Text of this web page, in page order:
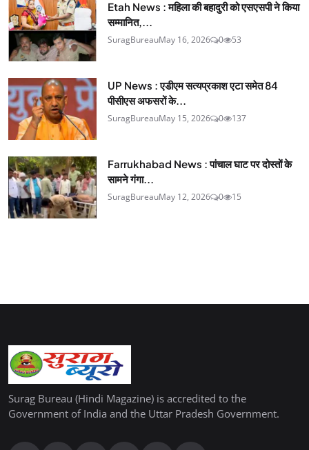
Etah News : महिला की बहादुरी को एसएसपी ने किया
सम्मानित,...
SuragBureauMay 16, 2026 0 53
UP News : एडीएम सत्यप्रकाश एटा समेत 84
पीसीएस अफसरों के...
SuragBureauMay 15, 2026 0 137
Farrukhabad News : पांचाल घाट पर दोस्तों के
सामने गंगा...
SuragBureauMay 12, 2026 0 15
Surag Bureau (Hindi Magazine) is accredited to the
Government of India and the Uttar Pradesh Government.